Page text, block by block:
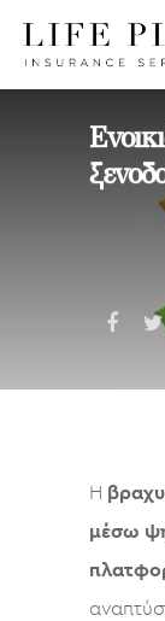
ΕΠΙΛΕΞΤΕ:
Η
μέσω